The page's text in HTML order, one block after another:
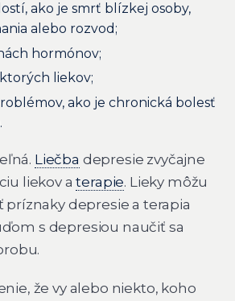
ako je smrť blízkej osoby,
alebo rozvod;
hormónov;
liekov;
ako je chronická bolesť
Liečba depresie zvyčajne
liekov aterapie. Lieky môžu
depresie a terapia
s depresiou naučiť sa
že vy alebo niekto, koho